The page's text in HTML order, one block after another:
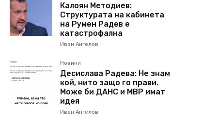
Калоян Методиев:
Структурата на кабинета
на Румен Радев е
катастрофална
Иван Ангелов
Новини
Десислава Радева: Не знам
кой, нито защо го прави.
Може би ДАНС и МВР имат
идея
Иван Ангелов